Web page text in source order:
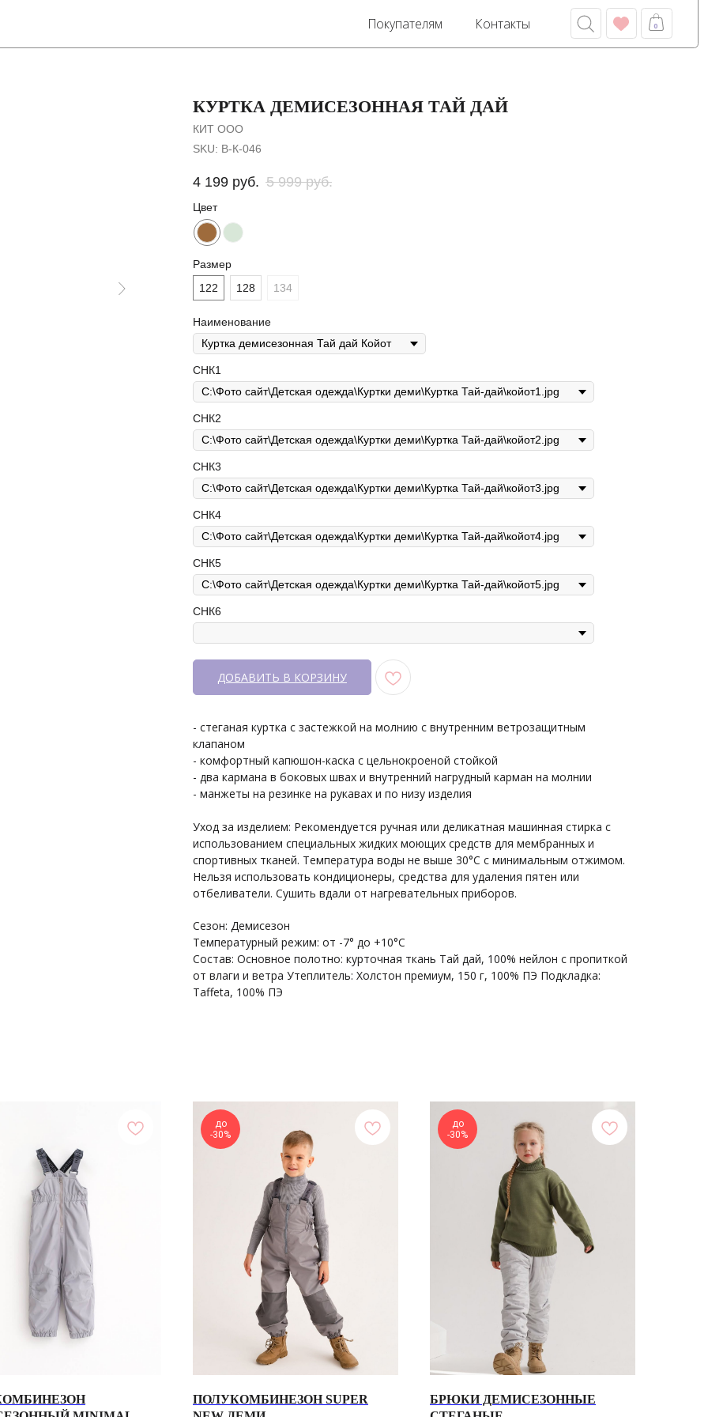
Контакты
КУРТКА ДЕМИСЕЗОННАЯ ТАЙ ДАЙ
КИТ ООО
SKU: В-К-046
4 199 руб. 5 999 руб.
Цвет
Размер
122
128 134
Наименование
СНК1
СНК2
СНК3
СНК4
СНК5
СНК6
ДОБАВИТЬ В КОРЗИНУ
- стеганая куртка с застежкой на молнию с внутренним ветрозащитным
клапаном
- комфортный капюшон-каска с цельнокроеной стойкой
- два кармана в боковых швах и внутренний нагрудный карман на молнии
- манжеты на резинке на рукавах и по низу изделия
Уход за изделием: Рекомендуется ручная или деликатная машинная стирка с
использованием специальных жидких моющих средств для мембранных и
спортивных тканей. Температура воды не выше 30°С с минимальным отжимом.
Нельзя использовать кондиционеры, средства для удаления пятен или
отбеливатели. Сушить вдали от нагревательных приборов.
Сезон: Демисезон
Температурный режим: от -7° до +10°С
Состав: Основное полотно: курточная ткань Тай дай, 100% нейлон с пропиткой
от влаги и ветра Утеплитель: Холстон премиум, 150 г, 100% ПЭ Подкладка:
Taffeta, 100% ПЭ
до
-30%
ПОЛУКОМБИНЕЗОН SUPER
до
-30%
БРЮКИ ДЕМИСЕЗОННЫЕ
+7 964 420-94-43
WhatsApp
СОЦСЕТИ